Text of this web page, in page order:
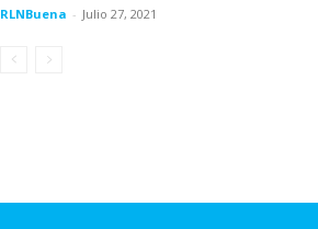
RLNBuena - Julio 27, 2021